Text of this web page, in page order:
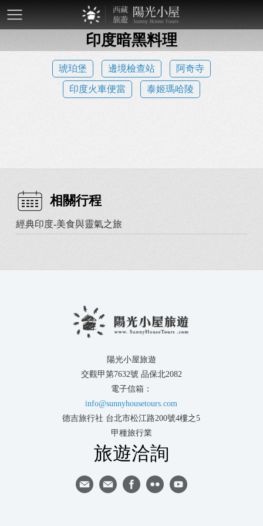
印度暗黑料理
琥珀堡 邊境檢查站 阿奇寺
印度火車便當 泰姬瑪哈陵
相關行程
經典印度-美食與靈氣之旅
陽光小屋旅遊
交觀甲第7632號 品保北2082
電子信箱：
info@sunnyhousetours.com
德吉旅行社 台北市松江路200號4樓之5
甲種旅行業
旅遊洽詢